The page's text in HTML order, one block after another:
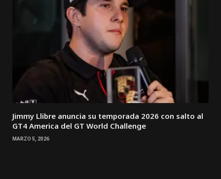
Jimmy Llibre anuncia su temporada 2026 con salto al
GT4 America del GT World Challenge
MARZO 5, 2026